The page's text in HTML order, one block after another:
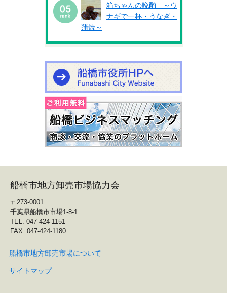
箱ちゃんの晩酌 ～ウ
ナギで一杯・うなぎ・
蒲焼～
船橋市地方卸売市場協力会
〒273-0001
千葉県船橋市市場1-8-1
TEL. 047-424-1151
FAX. 047-424-1180
船橋市地方卸売市場について
サイトマップ